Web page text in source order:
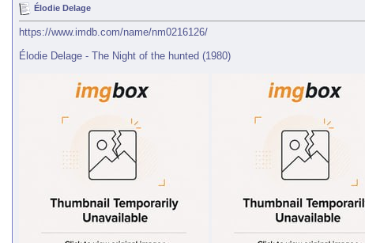
Élodie Delage
https://www.imdb.com/name/nm0216126/
Élodie Delage - The Night of the hunted (1980)